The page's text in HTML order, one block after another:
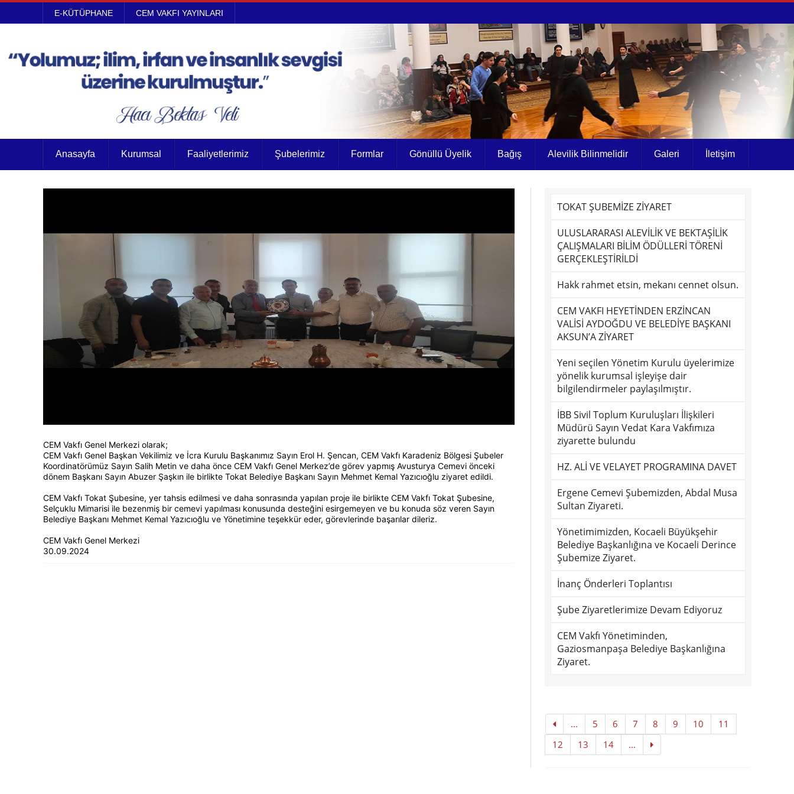
E-KÜTÜPHANE CEM VAKFI YAYINLARI
Anasayfa Kurumsal Faaliyetlerimiz Şubelerimiz Formlar Gönüllü Üyelik Bağış Alevilik Bilinmelidir Galeri İletişim
CEM Vakfı Genel Merkezi olarak;
CEM Vakfı Genel Başkan Vekilimiz ve İcra Kurulu Başkanımız Sayın Erol H. Şencan, CEM Vakfı Karadeniz Bölgesi Şubeler
Koordinatörümüz Sayın Salih Metin ve daha önce CEM Vakfı Genel Merkez’de görev yapmış Avusturya Cemevi önceki
dönem Başkanı Sayın Abuzer Şaşkın ile birlikte Tokat Belediye Başkanı Sayın Mehmet Kemal Yazıcıoğlu ziyaret edildi.
CEM Vakfı Tokat Şubesine, yer tahsis edilmesi ve daha sonrasında yapılan proje ile birlikte CEM Vakfı Tokat Şubesine,
Selçuklu Mimarisi ile bezenmiş bir cemevi yapılması konusunda desteğini esirgemeyen ve bu konuda söz veren Sayın
Belediye Başkanı Mehmet Kemal Yazıcıoğlu ve Yönetimine teşekkür eder, görevlerinde başarılar dileriz.
CEM Vakfı Genel Merkezi
30.09.2024
TOKAT ŞUBEMİZE ZİYARET
ULUSLARARASI ALEVİLİK VE BEKTAŞİLİK
ÇALIŞMALARI BİLİM ÖDÜLLERİ TÖRENİ
GERÇEKLEŞTİRİLDİ
Hakk rahmet etsin, mekanı cennet olsun.
CEM VAKFI HEYETİNDEN ERZİNCAN
VALİSİ AYDOĞDU VE BELEDİYE BAŞKANI
AKSUN’A ZİYARET
Yeni seçilen Yönetim Kurulu üyelerimize
yönelik kurumsal işleyişe dair
bilgilendirmeler paylaşılmıştır.
İBB Sivil Toplum Kuruluşları İlişkileri
Müdürü Sayın Vedat Kara Vakfımıza
ziyarette bulundu
HZ. ALİ VE VELAYET PROGRAMINA DAVET
Ergene Cemevi Şubemizden, Abdal Musa
Sultan Ziyareti.
Yönetimimizden, Kocaeli Büyükşehir
Belediye Başkanlığına ve Kocaeli Derince
Şubemize Ziyaret.
İnanç Önderleri Toplantısı
Şube Ziyaretlerimize Devam Ediyoruz
CEM Vakfı Yönetiminden,
Gaziosmanpaşa Belediye Başkanlığına
Ziyaret.
... 5 6 7 8 9 10
11
12
13 14 ...